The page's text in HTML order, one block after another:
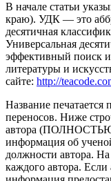
В начале статьи
краю). УДК — это
десятичная
Универсальная
эффективный поиск
литературы и
сайте: http://
Название
переносов. Ниже
автора
информация об
должности автора.
каждого автора. Если